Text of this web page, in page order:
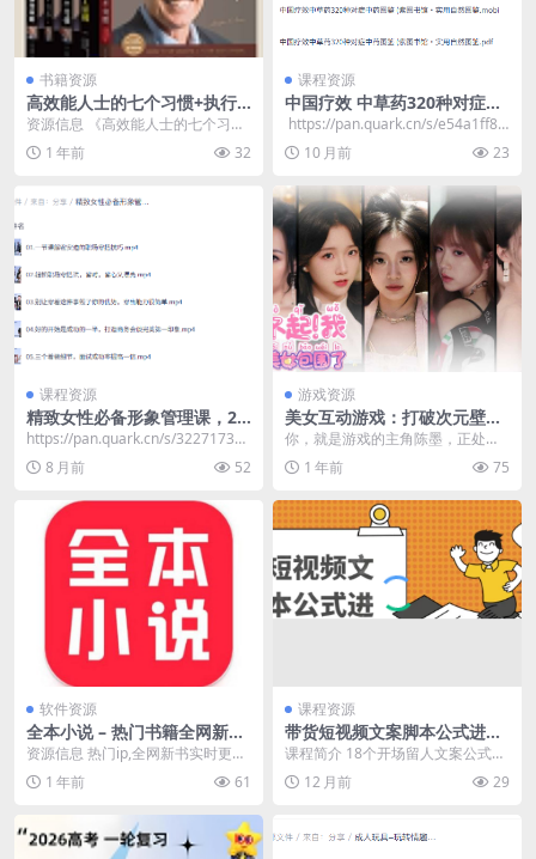
书籍资源
高效能人士的七个习惯+执行
原则五部曲畅销经典套装(套装
共5册) [人文社科]
资源信息 《高效能人士的七个习
惯》及其延伸作品，提供个人和组
织成功的实用指南。涵...
1 年前 32
课程资源
中国疗效 中草药320种对症中
药图鉴
​ https://pan.quark.cn/s/e54a1ff83
597
10 月前 23
课程资源
精致女性必备形象管理课，22
堂视频大课学气质穿搭
https://pan.quark.cn/s/3227173ff
df4
8 月前 52
游戏资源
美女互动游戏：打破次元壁恋
爱《对不起，我把美女包围
了》邂逅五位魅力女主
你，就是游戏的主角陈墨，正处在
年轻有为、事业扬帆起航的关键时
期，可命运似乎总爱开...
1 年前 75
软件资源
全本小说 – 热门书籍全网新书
随时看
资源信息 热门ip,全网新书实时更
新，全类别热门图书随心看，玄
幻，奇幻，言情，武...
1 年前 61
课程资源
带货短视频文案脚本公式进阶
班
课程简介 18个开场留人文案公式，
18个创作脚本公式，氛围感是看不
见、摸不着的东...
12 月前 29